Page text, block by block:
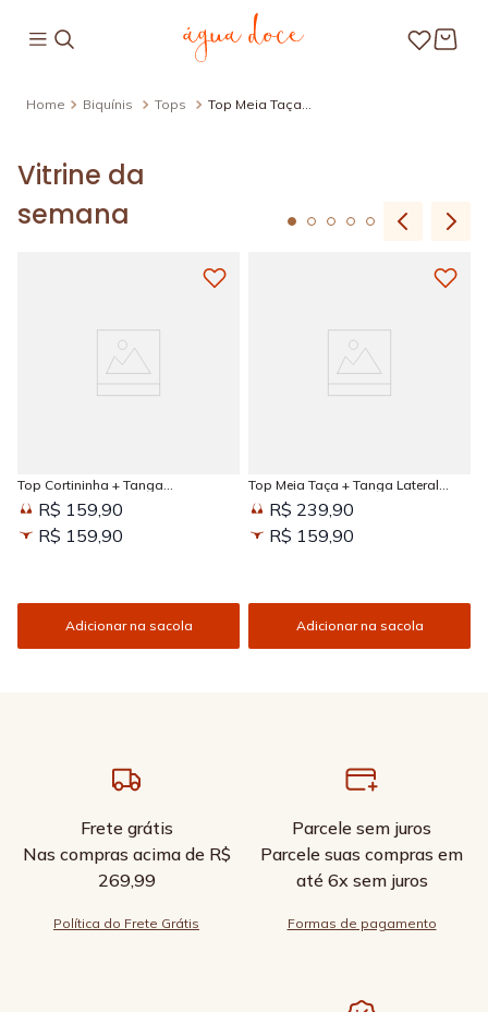
Biquínis Tops
Top Meia Taça
Vitrine da
semana
Top Cortininha + Tanga
Amarradinha Estampada Sun
KissedR$ 159,90
R$ 159,90
Adicionar na sacola
Top Meia Taça + Tanga Lateral
Larga Estampada Sun Kissed
R$ 239,90
R$ 159,90
Adicionar na sacola
Frete grátis
Nas compras acima de R$
269,99
Política do Frete Grátis
Parcele sem juros
Parcele suas compras em
até 6x sem juros
Formas de pagamento